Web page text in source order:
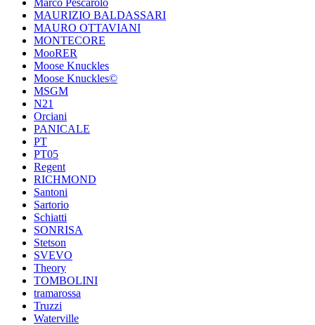
Marco Pescarolo
MAURIZIO BALDASSARI
MAURO OTTAVIANI
MONTECORE
MooRER
Moose Knuckles
Moose Knuckles©️
MSGM
N21
Orciani
PANICALE
PT
PT05
Regent
RICHMOND
Santoni
Sartorio
Schiatti
SONRISA
Stetson
SVEVO
Theory
TOMBOLINI
tramarossa
Truzzi
Waterville